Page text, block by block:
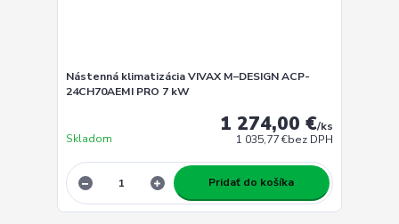
Nástenná klimatizácia VIVAX M–DESIGN ACP-
24CH70AEMI PRO 7 kW
1 274,00 €/ks
1 035,77 €bez DPH
Skladom
Pridať do košíka